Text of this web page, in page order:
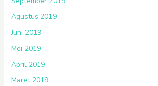
Agustus 2019
Juni 2019
Mei 2019
April 2019
Maret 2019